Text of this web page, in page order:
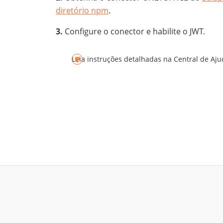
diretório npm.
Configure o conector e habilite o JWT.
Leia instruções detalhadas na Central de